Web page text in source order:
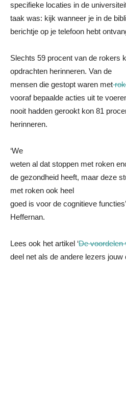
specifieke locaties in de
taak was: kijk wanneer je in de
berichtje op je telefoon hebt
Slechts 59 procent van de rokers
opdrachten herinneren. Van de
mensen die gestopt waren met
vooraf bepaalde acties uit te
nooit hadden gerookt kon 81
herinneren.
‘We
weten al dat stoppen met roken
de gezondheid heeft, maar deze
met roken ook heel
goed is voor de cognitieve
Heffernan.
Lees ook het artikel ‘De voordelen
deel net als de andere lezers jouw